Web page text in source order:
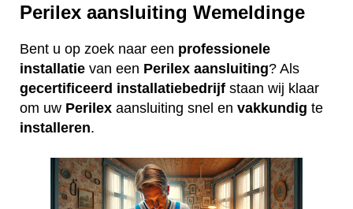
Perilex aansluiting Wemeldinge
Bent u op zoek naar een professionele
installatie van een Perilex aansluiting? Als
gecertificeerd installatiebedrijf staan wij klaar
om uw Perilex aansluiting snel en vakkundig te
installeren.